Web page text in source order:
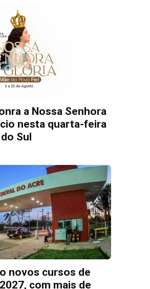
a Nossa Senhora
nesta quarta-feira
Sul
novos cursos de
com mais de